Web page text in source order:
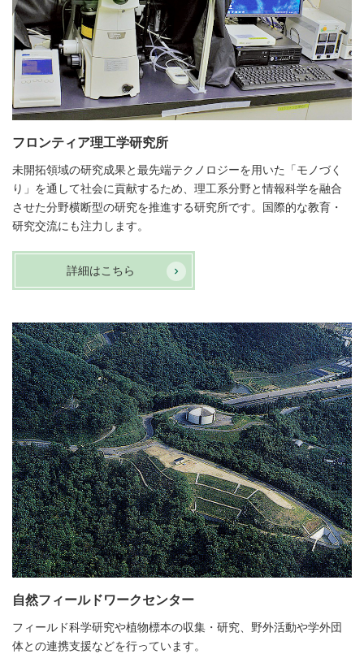
フロンティア理工学研究所
未開拓領域の研究成果と最先端テクノロジーを用いた「モノづく
り」を通して社会に貢献するため、理工系分野と情報科学を融合
させた分野横断型の研究を推進する研究所です。国際的な教育・
研究交流にも注力します。
詳細はこちら
自然フィールドワークセンター
フィールド科学研究や植物標本の収集・研究、野外活動や学外団
体との連携支援などを行っています。